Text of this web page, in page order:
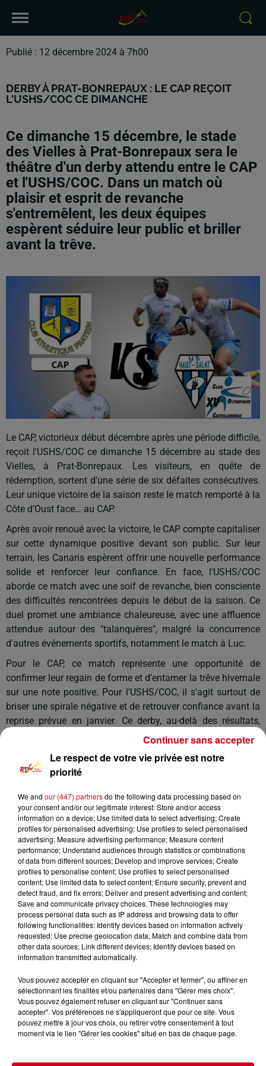
Publié : 12 décembre 2024 à 7h00
DERBY À PRAT-BONREPAUX : LE CAP REÇOIT
L'USHS/COC CE DIMANCHE
Ce dimanche 15 décembre, le stade
des Vielles à Prat-Bonrepaux sera le
théâtre d'un derby attendu entre le CAP
et l'USHS/COC. Dans un match où
plaisir et esprit de revanche
s'entremêlent, les deux équipes
espèrent séduire leur public et briller
avant la trêve.
Le CAP, victorieux début décembre après une période difficile,
reçoit l'USHS/COC ce dimanche 15 décembre au stade des
Vielles, à Prat-Bonrepaux. Les visiteurs, en quête de
rédemption, sortent d'une série de six défaites consécutives.
Leur unique victoire de la saison reste le match remporté à la
Côte d’Oust face… au CAP.
Après avoir renoué avec la victoire, le CAP compte capitaliser
sur cette dynamique positive devant son public. Sur leur
terrain, les Canaris espèrent offrir une nouvelle performance
solide et renforcer leur confiance. En face, l'USHS/COC
aborde ce match avec une soif de revanche, bien consciente
des difficultés rencontrées depuis le début de la saison. Ce
duel promet une ambiance chaleureuse, avec une affluence
attendue autour des "talanquères", malgré la concurrence
d'autres événements sportifs, notamment le match à Luc.
Pour le CAP, ce match représente une opportunité de
confirmer leur regain de forme et d’entamer la trêve hivernale
sur une note positive. Pour l'USHS/COC, il s'agit surtout de
briser une spirale négative et de retrouver confiance avant la
reprise prévue en janvier. Ce derby, au-delà des résultats,
reste un moment fort de la saison où l'esprit sportif et la
À LA UNE Voir plus
Couserans : Eaux du Couserans
alerte sur une recrudescence de
faux...
La Fabio-Casartelli souffle ses 30
bougies sur les routes du
Couserans
Ariège : trois incendies de
montagne toujours mobilisateurs
à...
Le respect de votre vie privée est notre
priorité
We and our (447) partnersdo the following data processing based on
your consent and/or our legitimate interest: Store and/or access
information on a device; Use limited data to select advertising; Create
profiles for personalised advertising; Use profiles to select personalised
advertising; Measure advertising performance; Measure content
performance; Understand audiences through statistics or combinations
of data from different sources; Develop and improve services; Create
profiles to personalise content; Use profiles to select personalised
content; Use limited data to select content; Ensure security, prevent and
detect fraud, and fix errors; Deliver and present advertising and content;
Save and communicate privacy choices. These technologies may
process personal data such as IP address and browsing data to offer
following functionalities: Identify devices based on information actively
requested; Use precise geolocation data; Match and combine data from
other data sources; Link different devices; Identify devices based on
information transmitted automatically.
Vous pouvez accepter en cliquant sur "Accepter et fermer", ou affiner en
sélectionnant les finalités et/ou partenaires dans "Gérer mes choix".
Vous pouvez également refuser en cliquant sur "Continuer sans
accepter". Vos préférences ne s'appliqueront que pour ce site. Vous
pouvez mettre à jour vos choix, ou retirer votre consentement à tout
moment via le lien "Gérer les cookies" situé en bas de chaque page.
Continuer sans accepter